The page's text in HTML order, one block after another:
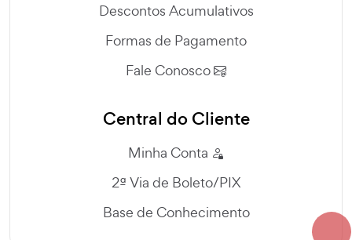
Descontos Acumulativos
Formas de Pagamento
Fale Conosco
Central do Cliente
Minha Conta
2ª Via de Boleto/PIX
Base de Conhecimento